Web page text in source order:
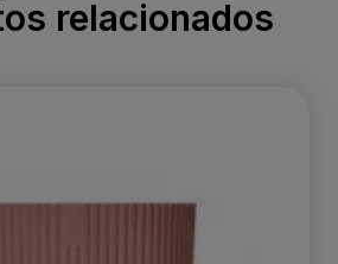
relacionados